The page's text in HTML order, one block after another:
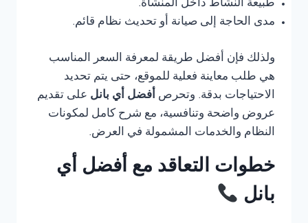
طبيعة النشاط داخل المنشأة.
مدى الحاجة إلى صيانة أو تحديث نظام قائم.
ولذلك فإن أفضل طريقة لمعرفة السعر المناسب
هي طلب معاينة فعلية للموقع، حتى يتم تحديد
الاحتياجات بدقة. وتحرص أفضل أي بانل على تقديم
عروض واضحة وتنافسية، مع شرح كامل لمكونات
النظام والخدمات المشمولة في العرض.
خطوات التعاقد مع أفضل أي
بانل